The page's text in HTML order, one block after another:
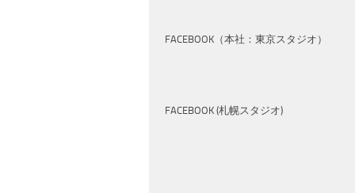
FACEBOOK（本社：東京スタジオ）
FACEBOOK (札幌スタジオ)